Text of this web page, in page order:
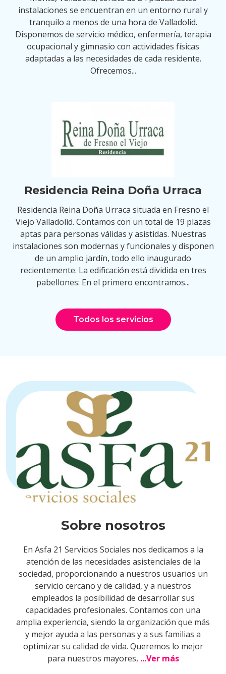
instalaciones se encuentran en un entorno rural y
tranquilo a menos de una hora de Valladolid.
Disponemos de servicio médico, enfermería, terapia
ocupacional y gimnasio con actividades físicas
adaptadas a las necesidades de cada residente.
Ofrecemos...
Residencia Reina Doña Urraca
Residencia Reina Doña Urraca situada en Fresno el
Viejo Valladolid. Contamos con un total de 19 plazas
aptas para personas válidas y asistidas. Nuestras
instalaciones son modernas y funcionales y disponen
de un amplio jardín, todo ello inaugurado
recientemente. La edificación está dividida en tres
pabellones: En el primero encontramos...
Todos los servicios
Sobre nosotros
En Asfa 21 Servicios Sociales nos dedicamos a la
atención de las necesidades asistenciales de la
sociedad, proporcionando a nuestros usuarios un
servicio cercano y de calidad, y a nuestros
empleados la posibilidad de desarrollar sus
capacidades profesionales. Contamos con una
amplia experiencia, siendo la organización que más
y mejor ayuda a las personas y a sus familias a
optimizar su calidad de vida. Queremos lo mejor
para nuestros mayores, ...Ver más